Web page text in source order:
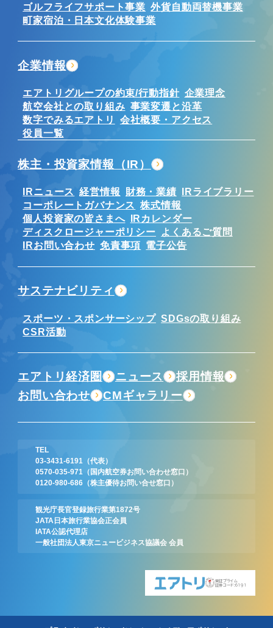
TEL
03-3431-6191
（代表）
0570-035-971
（国内航空券お問い合わせ窓口）
0120-980-686 （株主優待お問い合せ窓口）
観光庁長官登録旅行業第1872号
JATA日本旅行業協会正会員
IATA公認代理店
一般社団法人東京ニュービジネス協議会 会員
東証プライム
証券コード:6191
ゴルフライフサポート事業 外貨自動両替機事業
町家宿泊・日本文化体験事業
企業情報
エアトリグループの約束/行動指針 企業理念
航空会社との取り組み 事業変遷と沿革
数字でみるエアトリ
会社概要・アクセス
役員一覧
株主・投資家情報（IR）
IRニュース 経営情報 財務・業績
IRライブラリー
コーポレートガバナンス 株式情報
個人投資家の皆さまへ
IRカレンダー
ディスクロージャーポリシー
よくあるご質問
IRお問い合わせ 免責事項 電子公告
サステナビリティ
スポーツ・スポンサーシップ SDGsの取り組み
CSR活動
エアトリ経済圏 ニュース
採用情報
お問い合わせ
CMギャラリー